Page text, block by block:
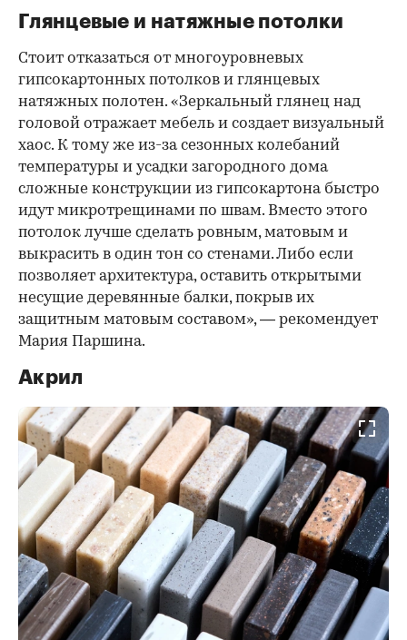
Глянцевые и натяжные потолки
Стоит отказаться от многоуровневых
гипсокартонных потолков и глянцевых
натяжных полотен. «Зеркальный глянец над
головой отражает мебель и создает визуальный
хаос. К тому же из-за сезонных колебаний
температуры и усадки загородного дома
сложные конструкции из гипсокартона быстро
идут микротрещинами по швам. Вместо этого
потолок лучше сделать ровным, матовым и
выкрасить в один тон со стенами. Либо если
позволяет архитектура, оставить открытыми
несущие деревянные балки, покрыв их
защитным матовым составом», — рекомендует
Мария Паршина.
Акрил